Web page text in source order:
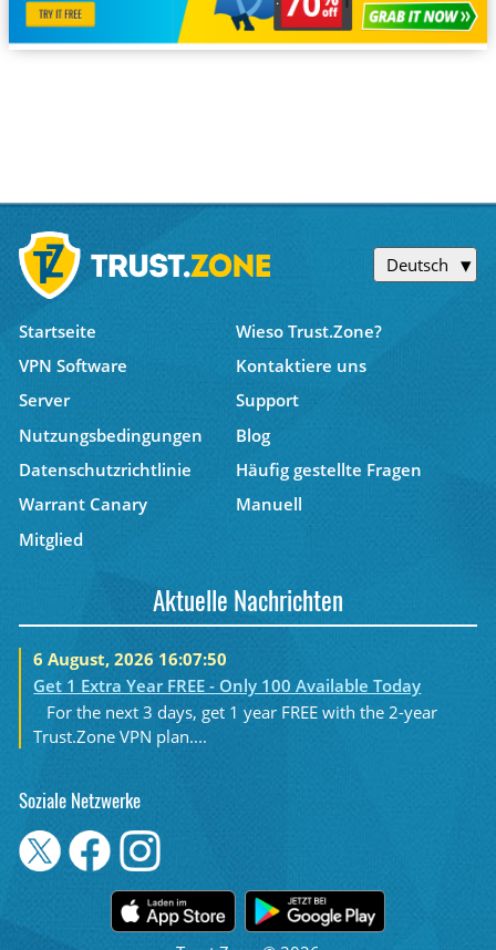
Deutsch
Startseite
Wieso Trust.Zone?
VPN Software
Kontaktiere uns
Server
Support
Nutzungsbedingungen
Blog
Datenschutzrichtlinie
Häufig gestellte Fragen
Warrant Canary
Manuell
Mitglied
Aktuelle Nachrichten
6 August, 2026 16:07:50
Get 1 Extra Year FREE - Only 100 Available Today
For the next 3 days, get 1 year FREE with the 2-year
Trust.Zone VPN plan....
Soziale Netzwerke